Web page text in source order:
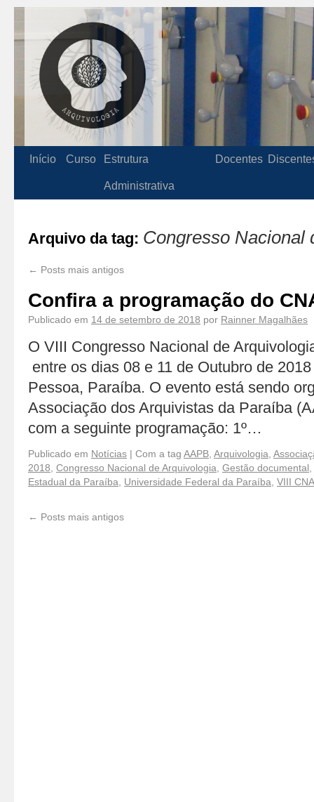
Início Curso Estrutura
Administrativa
Docentes
Arquivo da tag: Congresso Nacional
← Posts mais antigos
Confira a programação do
Publicado em 14 de setembro de 2018 por Rainner Magalhães
O VIII Congresso Nacional de
entre os dias 08 e 11 de Outubro de
Pessoa, Paraíba. O evento está sendo
Associação dos Arquivistas da Paraíba
com a seguinte programação: 1º…
Publicado em Notícias | Com a tag AAPB Arquivologia
2018 Congresso Nacional de Arquivologia Gestão documental
Estadual da Paraíba
Universidade Federal da Paraíba VIII CNA
← Posts mais antigos